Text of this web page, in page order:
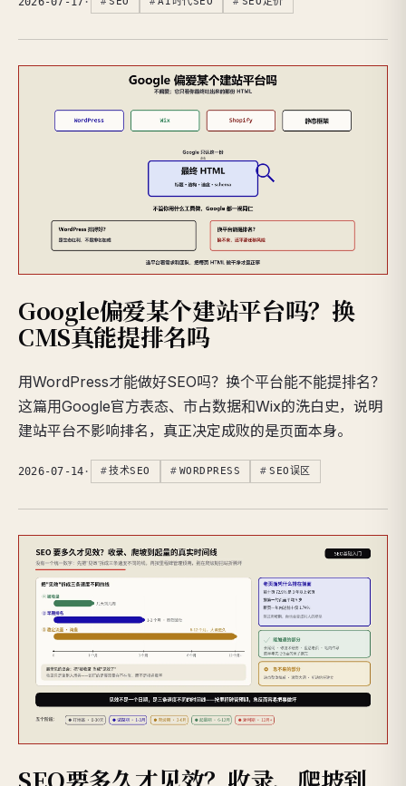
Google偏爱某个建站平台吗？换
CMS真能提排名吗
用WordPress才能做好SEO吗？换个平台能不能提排名？
这篇用Google官方表态、市占数据和Wix的洗白史，说明
建站平台不影响排名，真正决定成败的是页面本身。
2026-07-14 · 技术SEO WORDPRESS SEO误区
SEO要多久才见效？收录、爬坡到